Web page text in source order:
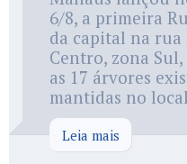
6/8, a primeira
da capital na rua
Centro, zona
as 17 árvores
mantidas no
Leia mais